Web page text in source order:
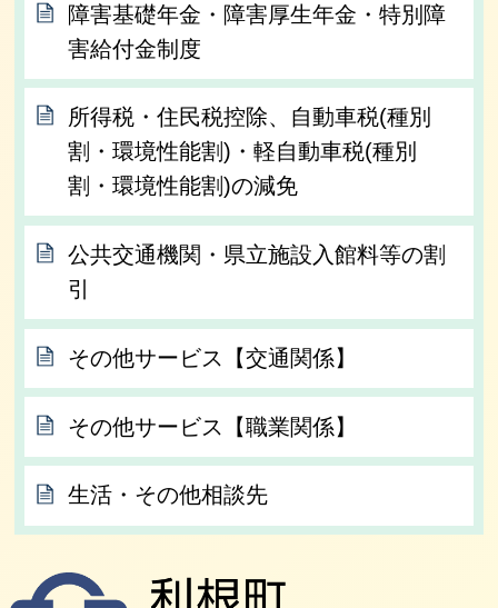
障害基礎年金・障害厚生年金・特別障
害給付金制度
所得税・住民税控除、自動車税(種別
割・環境性能割)・軽自動車税(種別
割・環境性能割)の減免
公共交通機関・県立施設入館料等の割
引
その他サービス【交通関係】
その他サービス【職業関係】
生活・その他相談先